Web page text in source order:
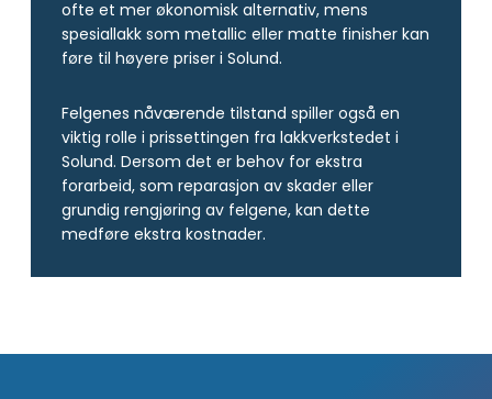
ofte et mer økonomisk alternativ, mens
spesiallakk som metallic eller matte finisher kan
føre til høyere priser i Solund.
Felgenes nåværende tilstand spiller også en
viktig rolle i prissettingen fra lakkverkstedet i
Solund. Dersom det er behov for ekstra
forarbeid, som reparasjon av skader eller
grundig rengjøring av felgene, kan dette
medføre ekstra kostnader.